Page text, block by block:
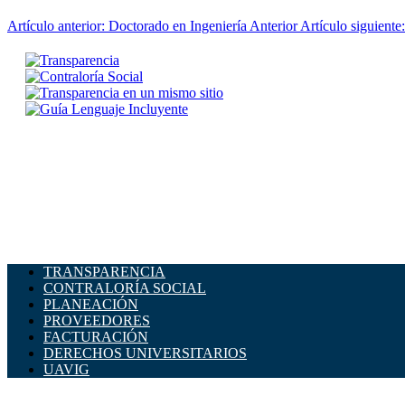
Artículo anterior: Doctorado en Ingeniería Anterior Artículo
TRANSPARENCIA
CONTRALORÍA SOCIAL
PLANEACIÓN
PROVEEDORES
FACTURACIÓN
DERECHOS UNIVERSITARIOS
UAVIG